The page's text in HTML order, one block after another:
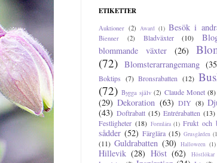
ETIKETTER
Auktioner (2) Award (1) Besök i
Bienner (2) Bladväxter (10)
blommande växter
(26)
(72) Blomsterarrangemang
Boktips (7) Bronsrabatten (12)
(72) Bygga själv (2) Claude Monet (8)
(29) Dekoration (63) DIY (8)
(43) Doftrabatt (15) Entrérabatten (13)
Festligheter (18) Formlära (1) Frukt och
sådder (52) Färglära (15) Grusgården
(11) Guldrabatten (30) Halloween (1)
Hillevik (28) Höst (62) Höstlökar